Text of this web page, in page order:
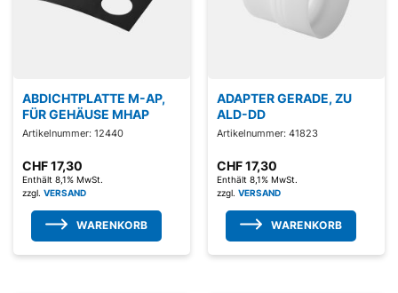
ABDICHTPLATTE M-AP,
FÜR GEHÄUSE MHAP
Artikelnummer: 12440
CHF17,30
Enthält 8,1% MwSt.
zzgl. VERSAND
WARENKORB
ADAPTER GERADE, ZU
ALD-DD
Artikelnummer: 41823
CHF17,30
Enthält 8,1% MwSt.
zzgl. VERSAND
WARENKORB